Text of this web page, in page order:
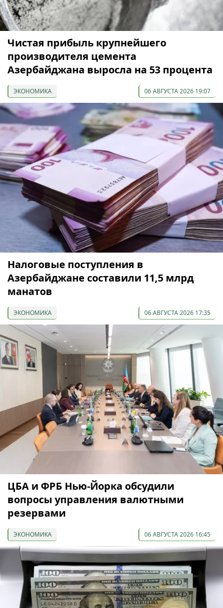
Чистая прибыль крупнейшего
производителя цемента
Азербайджана выросла на 53 процента
ЭКОНОМИКА 06 АВГУСТА 2026 19:07
Налоговые поступления в
Азербайджане составили 11,5 млрд
манатов
ЭКОНОМИКА 06 АВГУСТА 2026 17:35
ЦБА и ФРБ Нью-Йорка обсудили
вопросы управления валютными
резервами
ЭКОНОМИКА 06 АВГУСТА 2026 16:45